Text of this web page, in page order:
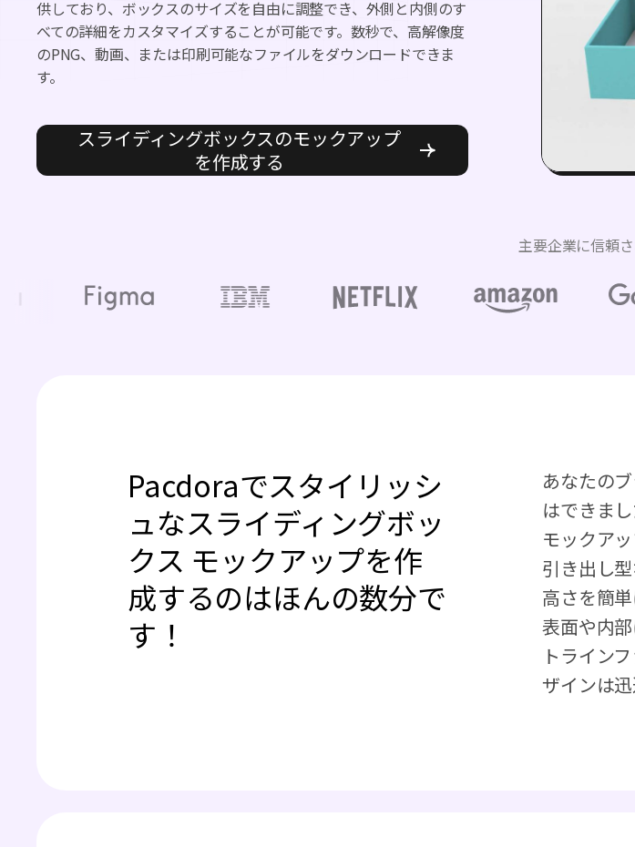
供しており、ボックスのサイズを自由に調整でき、外側と内側のす
べての詳細をカスタマイズすることが可能です。数秒で、高解像度
のPNG、動画、または印刷可能なファイルをダウンロードできま
す。
スライディングボックスのモックアップ
を作成する
主要企業に信頼
Pacdoraでスタイリッシ
ュなスライディングボッ
クス モックアップを作
成するのはほんの数分で
す！
あなたの
はできま
モックア
引き出し
高さを簡
表面や内
トライン
ザインは